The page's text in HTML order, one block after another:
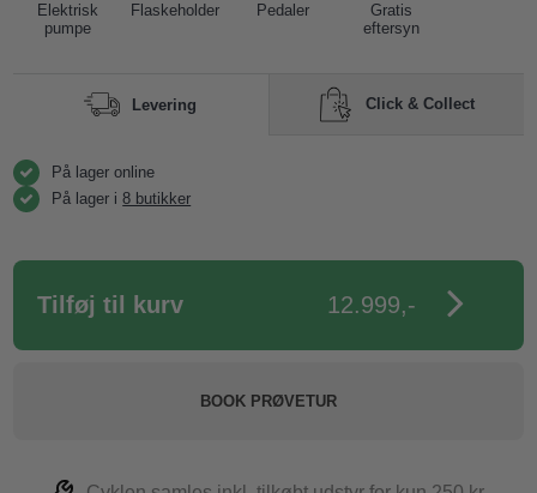
Elektrisk
pumpe
Flaskeholder Pedaler
Gratis
eftersyn
Levering Click & Collect
På lager online
På lager i8 butikker
12.999,-
BOOK PRØVETUR